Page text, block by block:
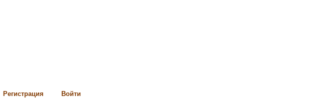
Регистрация Войти